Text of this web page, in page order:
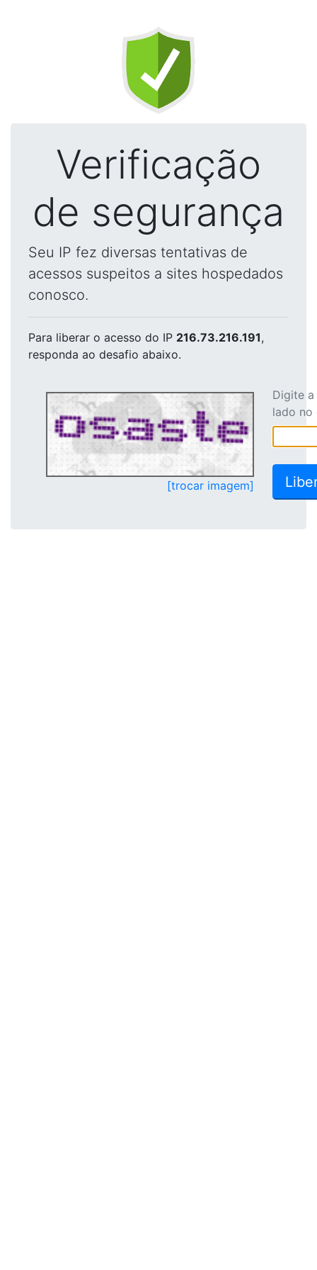
Verificação
de segurança
Seu IP fez diversas tentativas de
acessos suspeitos a sites hospedados
conosco.
Para liberar o acesso do IP 216.73.216.191,
responda ao desafio abaixo.
[trocar imagem]
Digite
lado no